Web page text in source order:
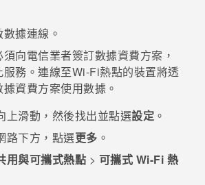
據連線。
向電信業者簽訂數據資費方案，
務。連線至Wi-Fi熱點的裝置將透
資費方案使用數據。
上滑動，然後找出並點選設定 。
路下方，點選更多 。
用與可攜式熱點 > 可攜式 Wi-Fi 熱